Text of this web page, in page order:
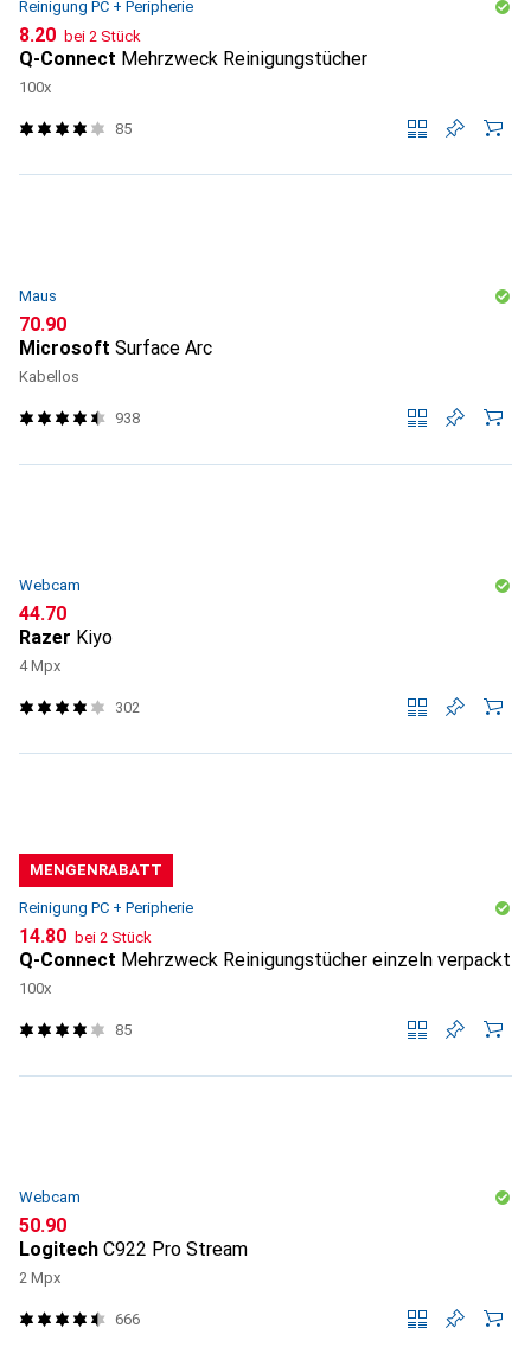
Reinigung PC + Peripherie
CHF
8.20 bei 2 Stück
Q-Connect Mehrzweck Reinigungstücher
100x
85
Maus
CHF
70.90
Microsoft Surface Arc
Kabellos
938
Webcam
CHF
44.70
Razer Kiyo
4 Mpx
302
MENGENRABATT
Reinigung PC + Peripherie
CHF
14.80 bei 2 Stück
Q-Connect Mehrzweck Reinigungstücher einzeln verpackt
100x
85
Webcam
CHF
50.90
Logitech C922 Pro Stream
2 Mpx
666